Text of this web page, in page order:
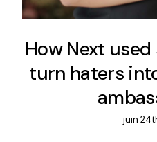
How Next
turn haters
juin